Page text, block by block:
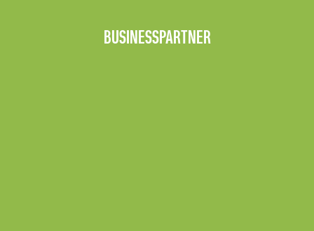
BUSINESSPARTNER